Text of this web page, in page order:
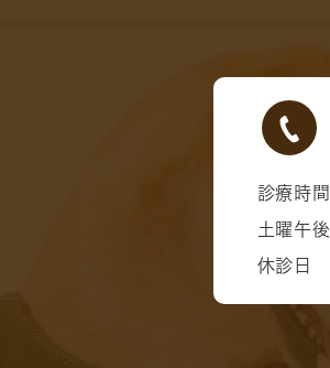
診療時間
土曜午後
休診日